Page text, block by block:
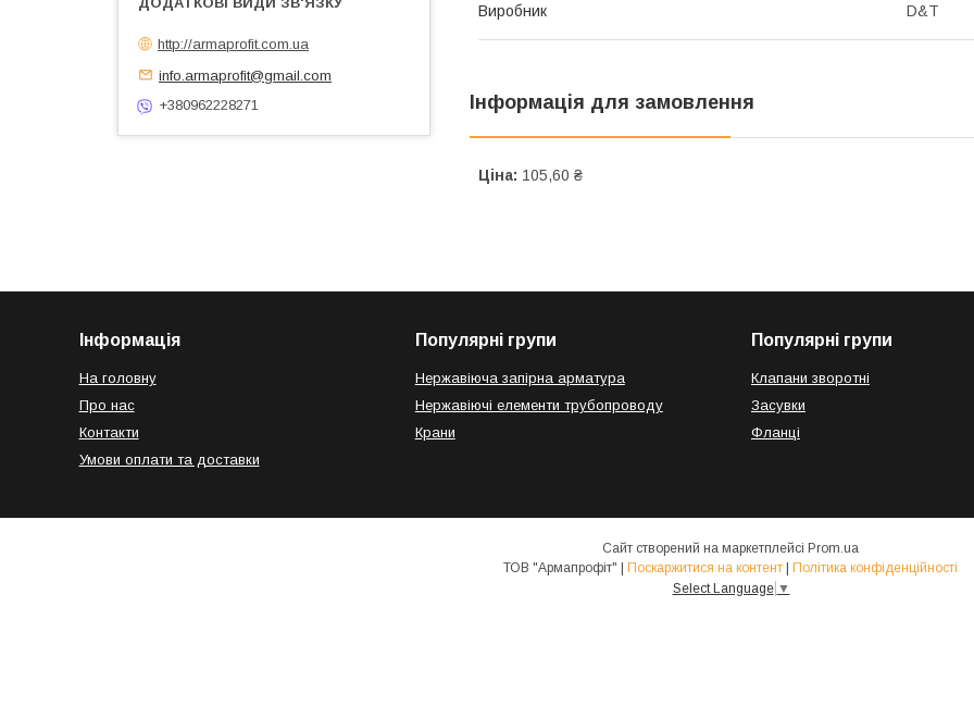
Виробник D&T
Інформація для замовлення
Ціна: 105,60 ₴
http://armaprofit.com.ua
info.armaprofit@gmail.com
+380962228271
Інформація
На головну
Про нас
Контакти
Умови оплати та доставки
Популярні групи
Нержавіюча запірна арматура
Нержавіючі елементи трубопроводу
Крани
Популярні групи
Клапани зворотні
Засувки
Фланці
Сайт створений на маркетплейсі Prom.ua
ТОВ "Армапрофіт" | Поскаржитися на контент | Політика конфіденційності
Select Language ▼